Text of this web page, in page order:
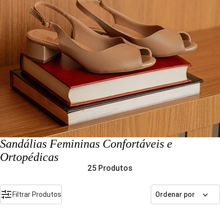
Sandálias Femininas Confortáveis e
Ortopédicas
25 Produtos
Filtrar Produtos Ordenar por